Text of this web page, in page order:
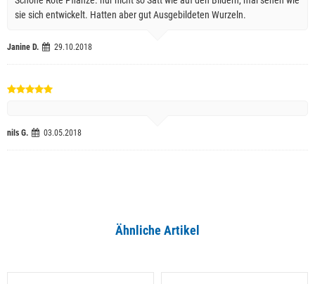
sie sich entwickelt. Hatten aber gut Ausgebildeten Wurzeln.
Janine D. 29.10.2018
nils G. 03.05.2018
Ähnliche Artikel